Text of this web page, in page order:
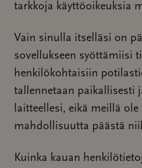
tarkkoja käyttöoikeuksia
Vain sinulla itselläsi on
sovellukseen syöttämiisi
henkilökohtaisiin
tallennetaan paikallisesti
laitteellesi, eikä meillä
mahdollisuutta päästä
Kuinka kauan